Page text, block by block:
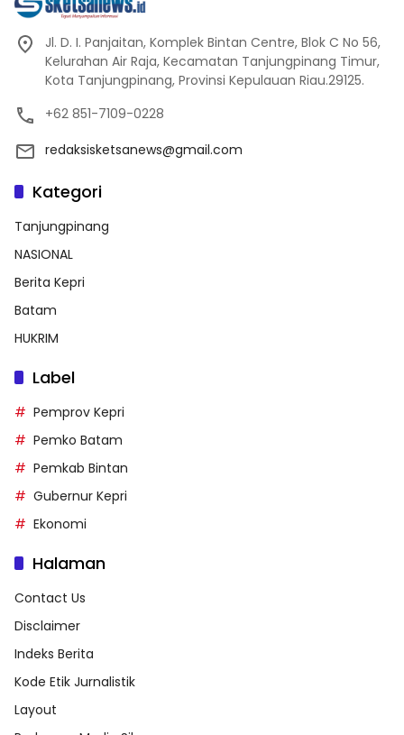
Jl. D. I. Panjaitan, Komplek Bintan Centre, Blok C No 56,
Kelurahan Air Raja, Kecamatan Tanjungpinang Timur,
Kota Tanjungpinang, Provinsi Kepulauan Riau.29125.
+62 851-7109-0228
redaksisketsanews@gmail.com
Kategori
Tanjungpinang
NASIONAL
Berita Kepri
Batam
HUKRIM
Label
Pemprov Kepri
Pemko Batam
Pemkab Bintan
Gubernur Kepri
Ekonomi
Halaman
Contact Us
Disclaimer
Indeks Berita
Kode Etik Jurnalistik
Layout